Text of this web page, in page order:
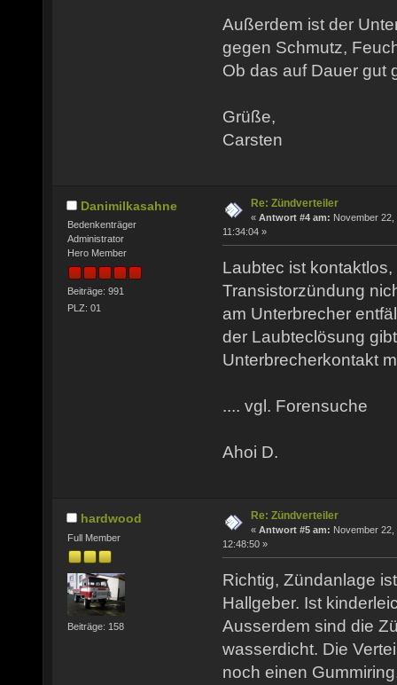
Außerdem ist der
gegen Schmutz,
Ob das auf Dauer gut
Grüße,
Carsten
Danimilkasahne
Bedenkenträger
Administrator
Hero Member
Beiträge: 991
PLZ: 01
Re: Zündverteiler
« Antwort #4 am: November 22,
11:34:04 »
Laubtec ist
Transistorzündung
am Unterbrecher
der Laubteclösung
Unterbrecherkontakt
.... vgl. Forensuche
Ahoi D.
hardwood
Full Member
Beiträge: 158
Re: Zündverteiler
« Antwort #5 am: November 22,
12:48:50 »
Richtig, Zündanlage
Hallgeber. Ist
Ausserdem sind die
wasserdicht. Die
noch einen